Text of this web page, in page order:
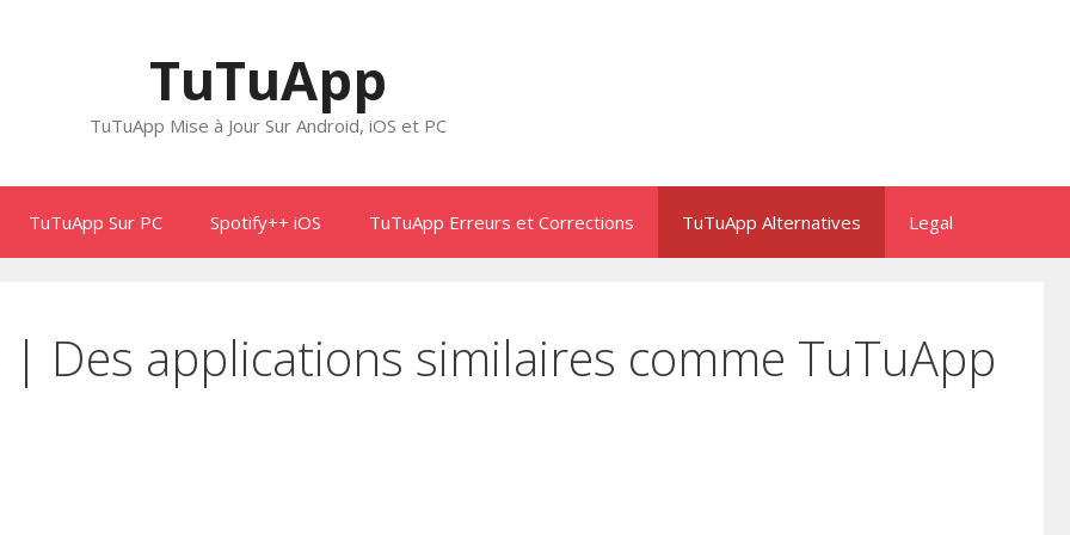
TuTuApp
TuTuApp Mise à Jour Sur Android, iOS et PC
TuTuApp Sur PC Spotify++ iOS TuTuApp Erreurs et Corrections TuTuApp Alternatives Legal
Des applications similaires comme TuTuApp